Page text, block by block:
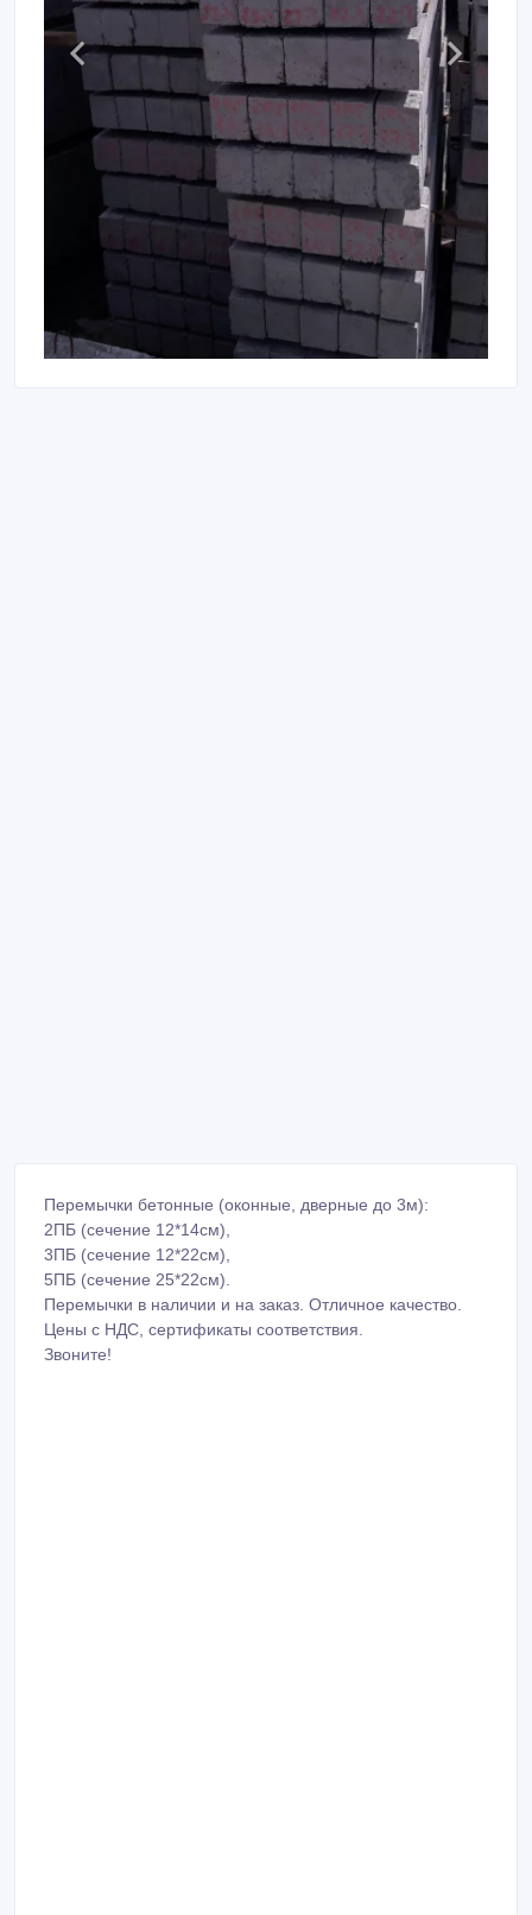
Перемычки бетонные (оконные, дверные до 3м):
2ПБ (сечение 12*14см),
3ПБ (сечение 12*22см),
5ПБ (сечение 25*22см).
Перемычки в наличии и на заказ. Отличное качество.
Цены с НДС, сертификаты соответствия.
Звоните!